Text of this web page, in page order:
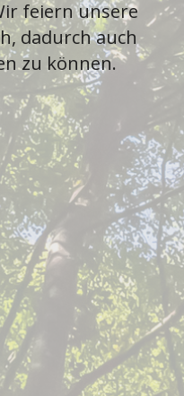
feiern unsere
dadurch auch
zu können.